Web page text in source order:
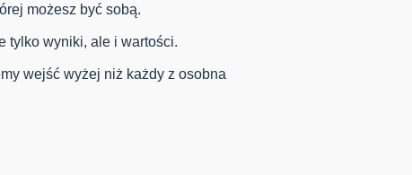
możesz być sobą.
tylko wyniki, ale i wartości.
wejść wyżej niż każdy z osobna